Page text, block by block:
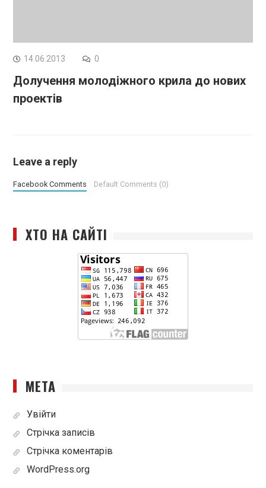
14.06.2013 0
Долучення молодіжного крила до нових
проектів
Leave a reply
Facebook Comments Default Comments (0)
ХТО НА САЙТІ
МЕТА
Увійти
Стрічка записів
Стрічка коментарів
WordPress.org